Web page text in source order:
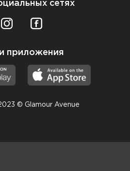
сетях
приложения
© Glamour Avenue